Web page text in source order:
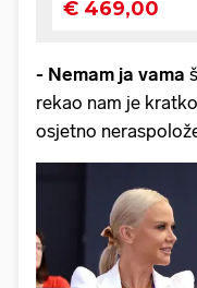
- Nemam ja vama
rekao nam je
osjetno